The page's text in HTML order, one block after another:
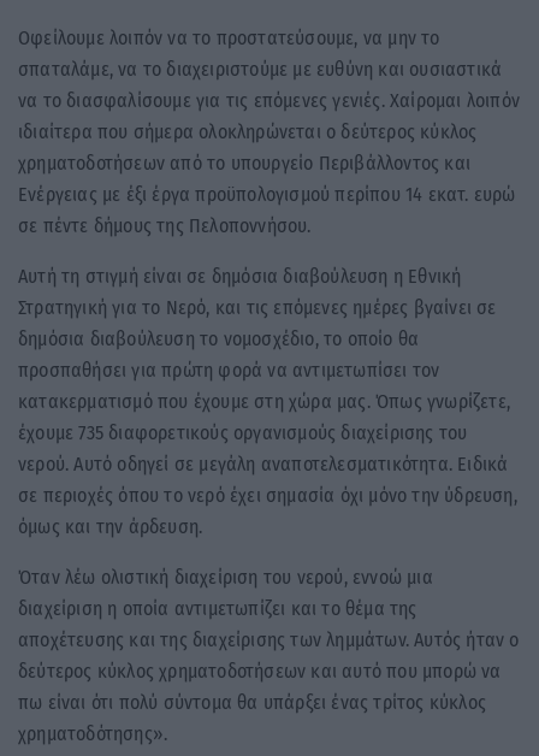
Οφείλουμε λοιπόν να το προστατεύσουμε, να μην το
σπαταλάμε, να το διαχειριστούμε με ευθύνη και ουσιαστικά
να το διασφαλίσουμε για τις επόμενες γενιές. Χαίρομαι λοιπόν
ιδιαίτερα που σήμερα ολοκληρώνεται ο δεύτερος κύκλος
χρηματοδοτήσεων από το υπουργείο Περιβάλλοντος και
Ενέργειας με έξι έργα προϋπολογισμού περίπου 14 εκατ. ευρώ
σε πέντε δήμους της Πελοποννήσου.
Αυτή τη στιγμή είναι σε δημόσια διαβούλευση η Εθνική
Στρατηγική για το Νερό, και τις επόμενες ημέρες βγαίνει σε
δημόσια διαβούλευση το νομοσχέδιο, το οποίο θα
προσπαθήσει για πρώτη φορά να αντιμετωπίσει τον
κατακερματισμό που έχουμε στη χώρα μας. Όπως γνωρίζετε,
έχουμε 735 διαφορετικούς οργανισμούς διαχείρισης του
νερού. Αυτό οδηγεί σε μεγάλη αναποτελεσματικότητα. Ειδικά
σε περιοχές όπου το νερό έχει σημασία όχι μόνο την ύδρευση,
όμως και την άρδευση.
Όταν λέω ολιστική διαχείριση του νερού, εννοώ μια
διαχείριση η οποία αντιμετωπίζει και το θέμα της
αποχέτευσης και της διαχείρισης των λημμάτων. Αυτός ήταν ο
δεύτερος κύκλος χρηματοδοτήσεων και αυτό που μπορώ να
πω είναι ότι πολύ σύντομα θα υπάρξει ένας τρίτος κύκλος
χρηματοδότησης».